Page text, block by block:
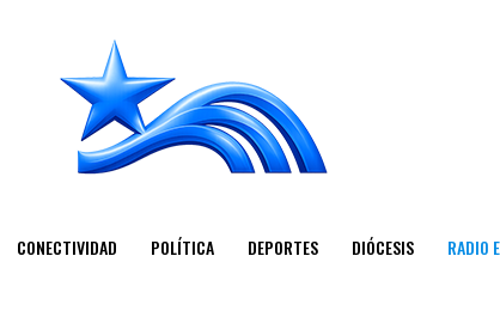
CONECTIVIDAD POLÍTICA DEPORTES DIÓCESIS RADIO